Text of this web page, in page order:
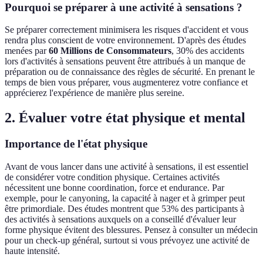
Pourquoi se préparer à une activité à sensations ?
Se préparer correctement minimisera les risques d'accident et vous
rendra plus conscient de votre environnement. D'après des études
menées par60 Millions de Consommateurs, 30% des accidents
lors d'activités à sensations peuvent être attribués à un manque de
préparation ou de connaissance des règles de sécurité. En prenant le
temps de bien vous préparer, vous augmenterez votre confiance et
apprécierez l'expérience de manière plus sereine.
2. Évaluer votre état physique et mental
Importance de l'état physique
Avant de vous lancer dans une activité à sensations, il est essentiel
de considérer votre condition physique. Certaines activités
nécessitent une bonne coordination, force et endurance. Par
exemple, pour le canyoning, la capacité à nager et à grimper peut
être primordiale. Des études montrent que 53% des participants à
des activités à sensations auxquels on a conseillé d'évaluer leur
forme physique évitent des blessures. Pensez à consulter un médecin
pour un check-up général, surtout si vous prévoyez une activité de
haute intensité.